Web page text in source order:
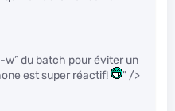
w” du batch pour éviter un
est super réactif!
" />